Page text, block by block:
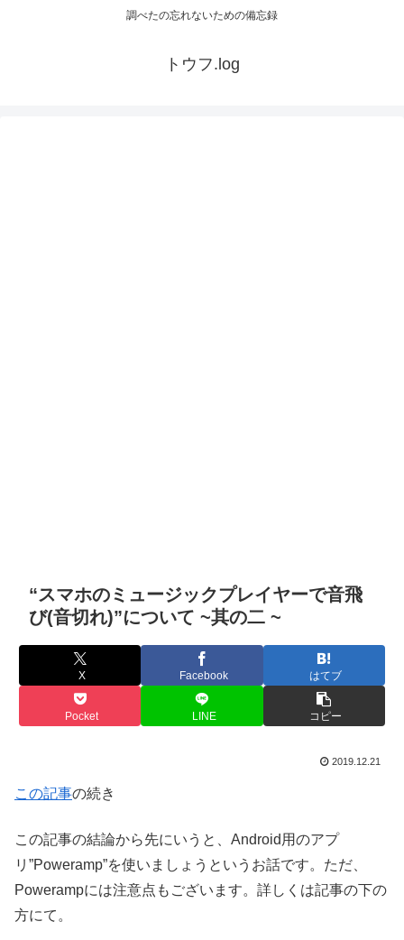
調べたの忘れないための備忘録
トウフ.log
“スマホのミュージックプレイヤーで音飛
び(音切れ)”について ~其の二 ~
X Facebook はてブ
Pocket LINE コピー
2019.12.21
この記事の続き
この記事の結論から先にいうと、Android用のアプ
リ”Poweramp”を使いましょうというお話です。ただ、
Powerampには注意点もございます。詳しくは記事の下の
方にて。